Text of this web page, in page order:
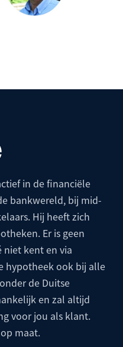
in de financiële
bankwereld, bij mid-
Hij heeft zich
Er is geen
kent en via
hypotheek ook bij alle
de Duitse
en zal altijd
voor jou als klant.
maat.